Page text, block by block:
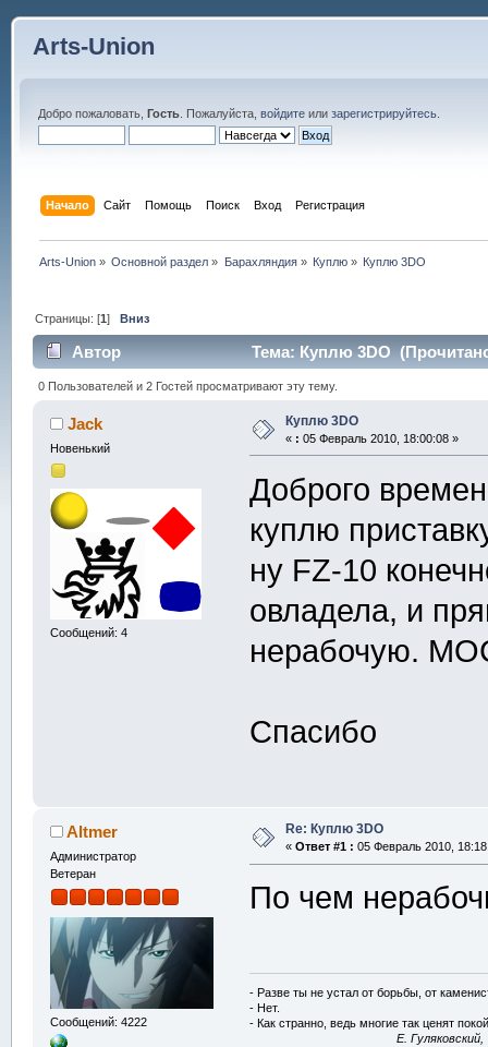
Arts-Union
Добро пожаловать, Гость. Пожалуйста, войдитеили зарегистрируйтесь.
Начало Сайт Помощь Поиск Вход Регистрация
Arts-Union » Основной раздел » Барахляндия» Куплю » Куплю 3DO
Страницы: [1]Вниз
Автор Тема: Куплю 3DO
0 Пользователей и 2 Гостей просматривают эту тему.
Jack
Новенький
Сообщений: 4
Куплю 3DO
« : 05 Февраль 2010, 18:00:08 »
Доброго
куплю
ну FZ-10
овладела, и
нерабочую.
Спасибо
Altmer
Администратор
Ветеран
Сообщений: 4222
Re: Куплю 3DO
« Ответ #1 : 05 Февраль 2010,
По чем
- Разве ты не устал от борьбы, от
- Нет.
- Как странно, ведь многие так ценят
E.